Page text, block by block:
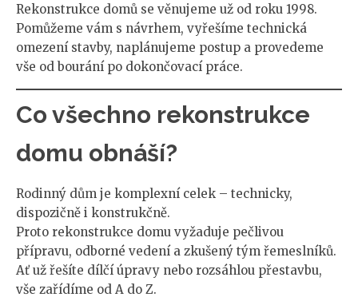
Rekonstrukce domů se věnujeme už od roku 1998.
Pomůžeme vám s návrhem, vyřešíme technická
omezení stavby, naplánujeme postup a provedeme
vše od bourání po dokončovací práce.
Co všechno rekonstrukce
domu obnáší?
Rodinný dům je komplexní celek – technicky,
dispozičně i konstrukčně.
Proto rekonstrukce domu vyžaduje pečlivou
přípravu, odborné vedení a zkušený tým řemeslníků.
Ať už řešíte dílčí úpravy nebo rozsáhlou přestavbu,
vše zařídíme od A do Z.